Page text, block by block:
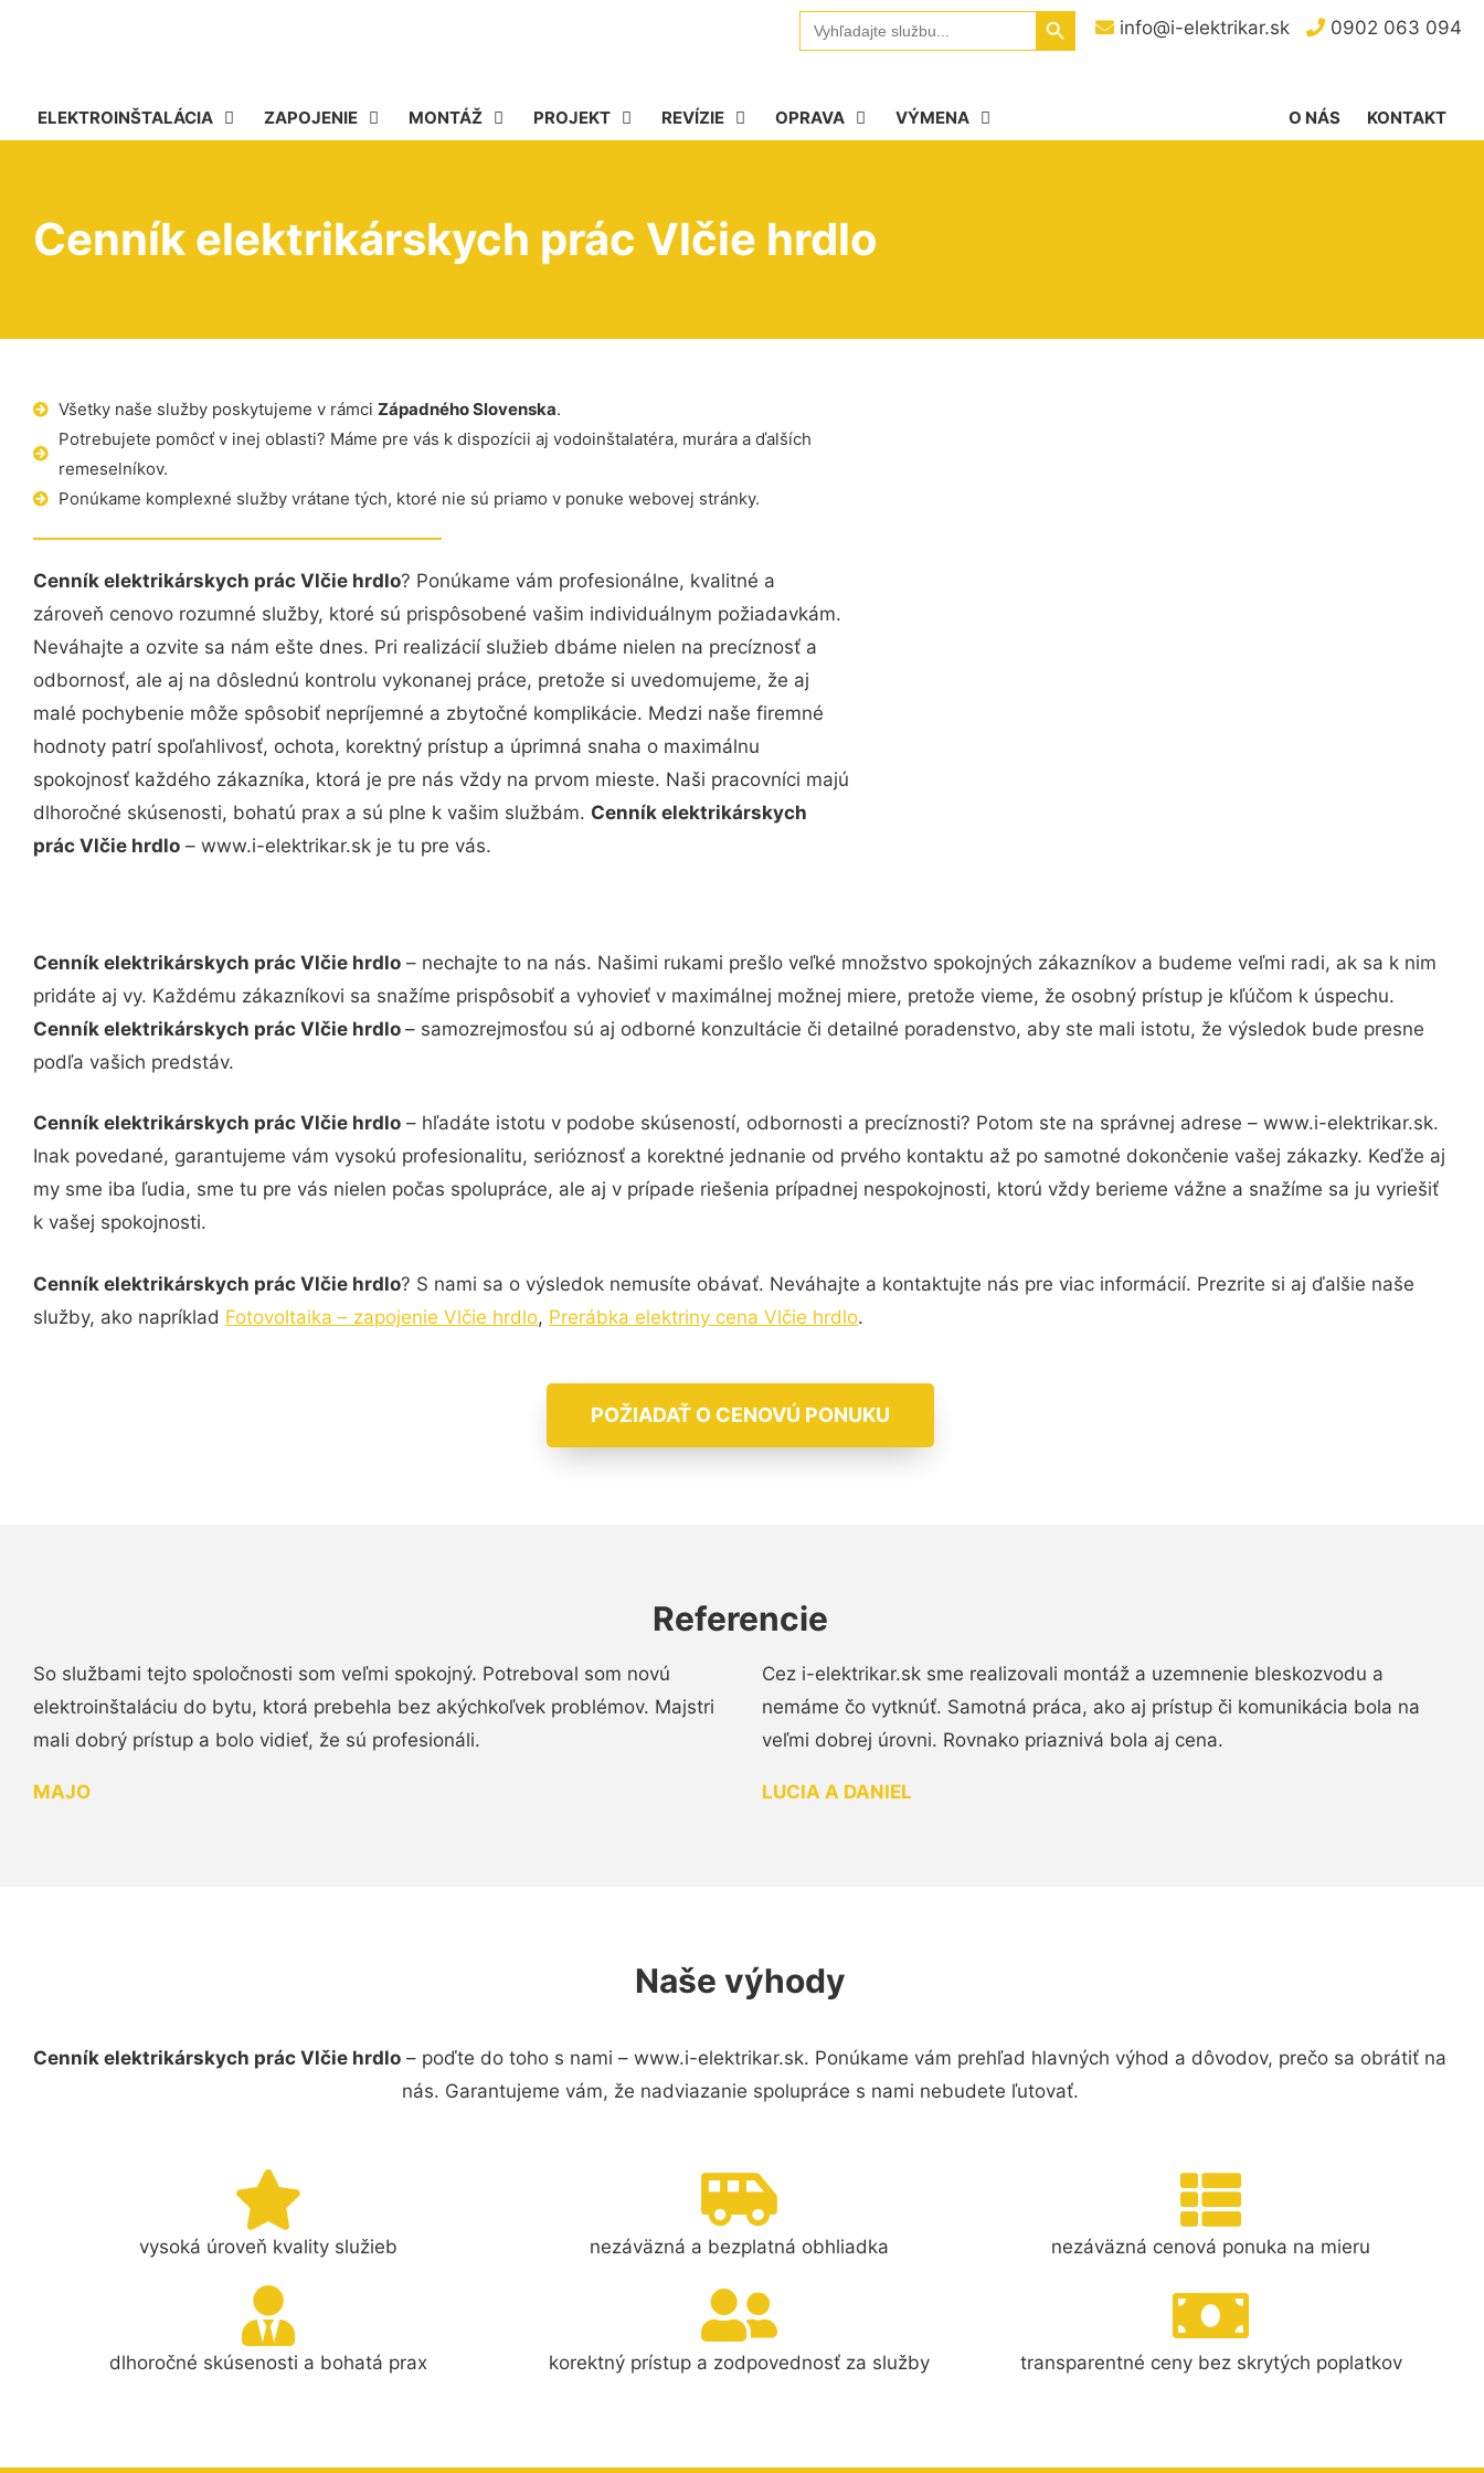
info@i-elektrikar.sk 0902 063 094
Search
for:
Search Button
ELEKTROINŠTALÁCIA ZAPOJENIE MONTÁŽ PROJEKT REVÍZIE OPRAVA VÝMENA KONTAKT
O NÁS
Cenník elektrikárskych prác Vlčie hrdlo
Všetky naše služby poskytujeme v rámci Západného Slovenska.
Potrebujete pomôcť v inej oblasti? Máme pre vás k dispozícii aj vodoinštalatéra, murára a ďalších
remeselníkov.
Ponúkame komplexné služby vrátane tých, ktoré nie sú priamo v ponuke webovej stránky.
Cenník elektrikárskych prác Vlčie hrdlo? Ponúkame vám profesionálne, kvalitné a
zároveň cenovo rozumné služby, ktoré sú prispôsobené vašim individuálnym požiadavkám.
Neváhajte a ozvite sa nám ešte dnes. Pri realizácií služieb dbáme nielen na precíznosť a
odbornosť, ale aj na dôslednú kontrolu vykonanej práce, pretože si uvedomujeme, že aj
malé pochybenie môže spôsobiť nepríjemné a zbytočné komplikácie. Medzi naše firemné
hodnoty patrí spoľahlivosť, ochota, korektný prístup a úprimná snaha o maximálnu
spokojnosť každého zákazníka, ktorá je pre nás vždy na prvom mieste. Naši pracovníci majú
dlhoročné skúsenosti, bohatú prax a sú plne k vašim službám. Cenník elektrikárskych
prác Vlčie hrdlo – www.i-elektrikar.sk je tu pre vás.
Cenník elektrikárskych prác Vlčie hrdlo – nechajte to na nás. Našimi rukami prešlo veľké množstvo spokojných zákazníkov a budeme veľmi radi, ak sa k nim
pridáte aj vy. Každému zákazníkovi sa snažíme prispôsobiť a vyhovieť v maximálnej možnej miere, pretože vieme, že osobný prístup je kľúčom k úspechu.
Cenník elektrikárskych prác Vlčie hrdlo – samozrejmosťou sú aj odborné konzultácie či detailné poradenstvo, aby ste mali istotu, že výsledok bude presne
podľa vašich predstáv.
Cenník elektrikárskych prác Vlčie hrdlo – hľadáte istotu v podobe skúseností, odbornosti a precíznosti? Potom ste na správnej adrese – www.i-elektrikar.sk.
Inak povedané, garantujeme vám vysokú profesionalitu, serióznosť a korektné jednanie od prvého kontaktu až po samotné dokončenie vašej zákazky. Keďže aj
my sme iba ľudia, sme tu pre vás nielen počas spolupráce, ale aj v prípade riešenia prípadnej nespokojnosti, ktorú vždy berieme vážne a snažíme sa ju vyriešiť
k vašej spokojnosti.
Cenník elektrikárskych prác Vlčie hrdlo? S nami sa o výsledok nemusíte obávať. Neváhajte a kontaktujte nás pre viac informácií. Prezrite si aj ďalšie naše
služby, ako napríklad Fotovoltaika – zapojenie Vlčie hrdlo, Prerábka elektriny cena Vlčie hrdlo.
POŽIADAŤ O CENOVÚ PONUKU
Referencie
So službami tejto spoločnosti som veľmi spokojný. Potreboval som novú
elektroinštaláciu do bytu, ktorá prebehla bez akýchkoľvek problémov. Majstri
mali dobrý prístup a bolo vidieť, že sú profesionáli.
MAJO
Cez i-elektrikar.sk sme realizovali montáž a uzemnenie bleskozvodu a
nemáme čo vytknúť. Samotná práca, ako aj prístup či komunikácia bola na
veľmi dobrej úrovni. Rovnako priaznivá bola aj cena.
LUCIA A DANIEL
Naše výhody
Cenník elektrikárskych prác Vlčie hrdlo – poďte do toho s nami – www.i-elektrikar.sk. Ponúkame vám prehľad hlavných výhod a dôvodov, prečo sa obrátiť na
nás. Garantujeme vám, že nadviazanie spolupráce s nami nebudete ľutovať.
vysoká úroveň kvality služieb nezáväzná a bezplatná obhliadka nezáväzná cenová ponuka na mieru
dlhoročné skúsenosti a bohatá prax korektný prístup a zodpovednosť za služby transparentné ceny bez skrytých poplatkov